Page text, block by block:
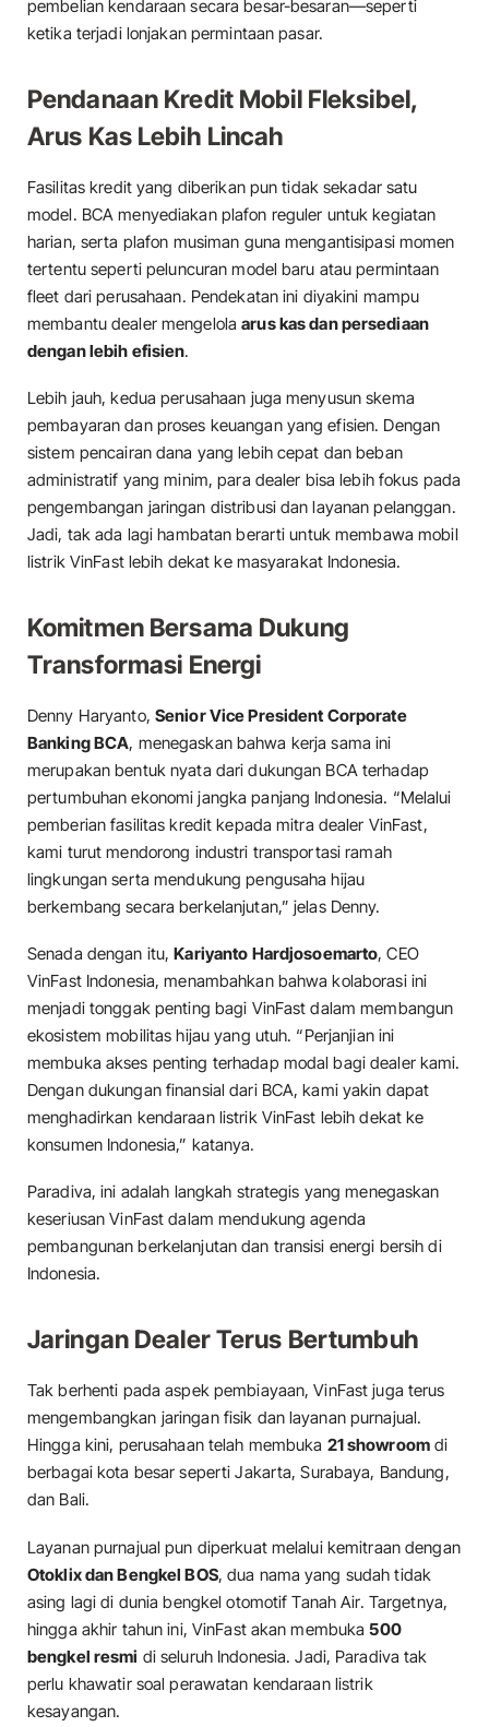
pembelian kendaraan secara besar-besaran—seperti
ketika terjadi lonjakan permintaan pasar.
Pendanaan Kredit Mobil Fleksibel,
Arus Kas Lebih Lincah
Fasilitas kredit yang diberikan pun tidak sekadar satu
model. BCA menyediakan plafon reguler untuk kegiatan
harian, serta plafon musiman guna mengantisipasi momen
tertentu seperti peluncuran model baru atau permintaan
fleet dari perusahaan. Pendekatan ini diyakini mampu
membantu dealer mengelolaarus kas dan persediaan
dengan lebih efisien.
Lebih jauh, kedua perusahaan juga menyusun skema
pembayaran dan proses keuangan yang efisien. Dengan
sistem pencairan dana yang lebih cepat dan beban
administratif yang minim, para dealer bisa lebih fokus pada
pengembangan jaringan distribusi dan layanan pelanggan.
Jadi, tak ada lagi hambatan berarti untuk membawa mobil
listrik VinFast lebih dekat ke masyarakat Indonesia.
Komitmen Bersama Dukung
Transformasi Energi
Denny Haryanto, Senior Vice President Corporate
Banking BCA, menegaskan bahwa kerja sama ini
merupakan bentuk nyata dari dukungan BCA terhadap
pertumbuhan ekonomi jangka panjang Indonesia. “Melalui
pemberian fasilitas kredit kepada mitra dealer VinFast,
kami turut mendorong industri transportasi ramah
lingkungan serta mendukung pengusaha hijau
berkembang secara berkelanjutan,” jelas Denny.
Senada dengan itu,Kariyanto Hardjosoemarto, CEO
VinFast Indonesia, menambahkan bahwa kolaborasi ini
menjadi tonggak penting bagi VinFast dalam membangun
ekosistem mobilitas hijau yang utuh. “Perjanjian ini
membuka akses penting terhadap modal bagi dealer kami.
Dengan dukungan finansial dari BCA, kami yakin dapat
menghadirkan kendaraan listrik VinFast lebih dekat ke
konsumen Indonesia,” katanya.
Paradiva, ini adalah langkah strategis yang menegaskan
keseriusan VinFast dalam mendukung agenda
pembangunan berkelanjutan dan transisi energi bersih di
Indonesia.
Jaringan Dealer Terus Bertumbuh
Tak berhenti pada aspek pembiayaan, VinFast juga terus
mengembangkan jaringan fisik dan layanan purnajual.
Hingga kini, perusahaan telah membuka 21 showroomdi
berbagai kota besar seperti Jakarta, Surabaya, Bandung,
dan Bali.
Layanan purnajual pun diperkuat melalui kemitraan dengan
Otoklix dan Bengkel BOS, dua nama yang sudah tidak
asing lagi di dunia bengkel otomotif Tanah Air. Targetnya,
hingga akhir tahun ini, VinFast akan membuka500
bengkel resmi di seluruh Indonesia. Jadi, Paradiva tak
perlu khawatir soal perawatan kendaraan listrik
kesayangan.